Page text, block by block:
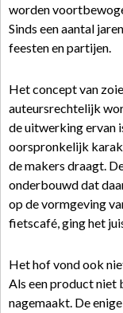
worden
Sinds een aantal
feesten en partijen.
Het concept van
auteursrechtelijk
de uitwerking ervan
oorspronkelijk
de makers draagt.
onderbouwd dat
op de vormgeving
fietscafé, ging het
Het hof vond ook
Als een product niet
nagemaakt. De